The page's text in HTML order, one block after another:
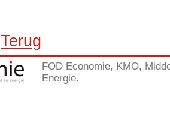
Terug
FOD Economie, KMO,
Energie.